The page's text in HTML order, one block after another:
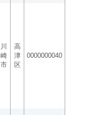
川
崎
市
高
津
区
0000000040